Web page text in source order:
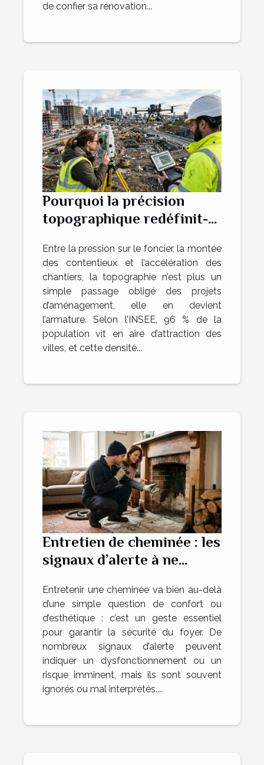
de confier sa rénovation...
Pourquoi la précision
topographique redéfinit-
d’aménagement ?
Entre la pression sur le foncier, la montée
des contentieux et l’accélération des
chantiers, la topographie n’est plus un
simple passage obligé des projets
d’aménagement, elle en devient
l’armature. Selon l’INSEE, 96 % de la
population vit en aire d’attraction des
villes, et cette densité...
Entretien de cheminée : les
signaux d’alerte à ne
Entretenir une cheminée va bien au-delà
d’une simple question de confort ou
d’esthétique : c’est un geste essentiel
pour garantir la sécurité du foyer. De
nombreux signaux d’alerte peuvent
indiquer un dysfonctionnement ou un
risque imminent, mais ils sont souvent
ignorés ou mal interprétés....